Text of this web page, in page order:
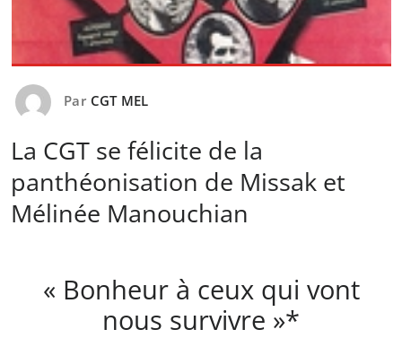
Par CGT MEL
La CGT se félicite de la
panthéonisation de Missak et
Mélinée Manouchian
« Bonheur à ceux qui vont
nous survivre »*